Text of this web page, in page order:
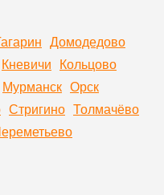
Домодедово
Кневичи Кольцово
Мурманск Орск
Стригино Толмачёво